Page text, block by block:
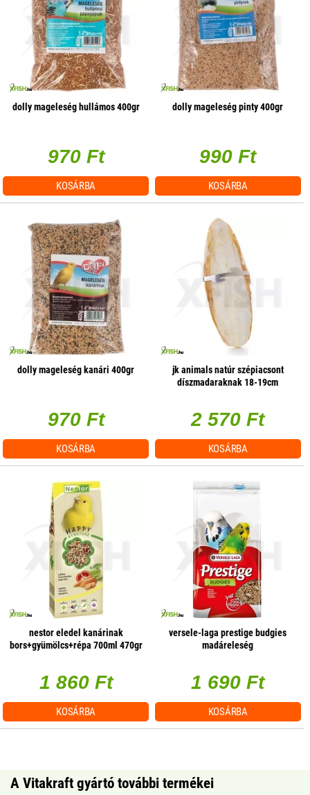
dolly mageleség hullámos 400gr
970 Ft
KOSÁRBA
dolly mageleség pinty 400gr
990 Ft
KOSÁRBA
dolly mageleség kanári 400gr
970 Ft
KOSÁRBA
jk animals natúr szépiacsont
díszmadaraknak 18-19cm
2 570 Ft
KOSÁRBA
nestor eledel kanárinak
bors+gyümölcs+répa 700ml 470gr
1 860 Ft
KOSÁRBA
versele-laga prestige budgies
madáreleség
1 690 Ft
KOSÁRBA
A Vitakraft gyártó további termékei